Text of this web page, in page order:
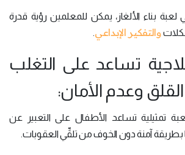
بناء الألغاز، يمكن للمعلمين رؤية قدرة
والتفكير الإبداعي.
تساعد على التغلب
وعدم الأمان:
تمثيلية تساعد الأطفال على التعبير عن
آمنة دون الخوف من تلقِّي العقوبات.